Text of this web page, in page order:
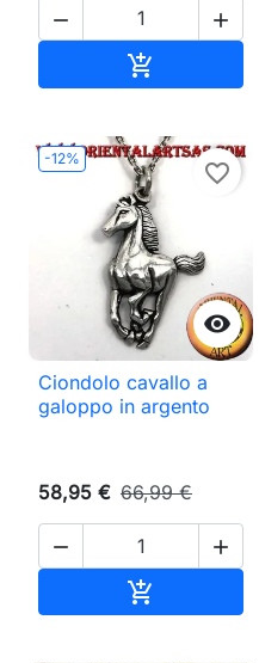
 

-12%

favorite_border
Ciondolo cavallo a
galoppo in argento
58,95 € 66,99 €
 
